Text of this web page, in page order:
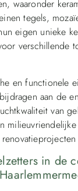
waaronder
tegels,
eigen unieke
verschillende
en functionele
aan de
van
in de